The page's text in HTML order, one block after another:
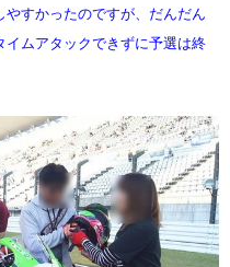
すかったのですが、だんだん
ムアタックできずに予選は終